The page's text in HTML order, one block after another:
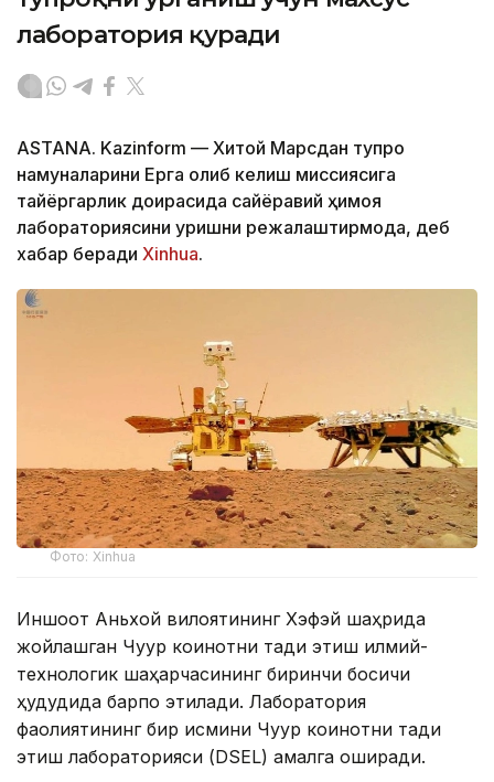
лаборатория қуради
ASTANA. Kazinform — Хитой Марсдан тупроқ
намуналарини Ерга олиб келиш миссиясига
тайёргарлик доирасида сайёравий ҳимоя
лабораториясини қуришни режалаштирмоқда, деб
хабар беради Xinhua.
Фото: Xinhua
Иншоот Аньхой вилоятининг Хэфэй шаҳрида
жойлашган Чуқур коинотни тадқиқ этиш илмий-
технологик шаҳарчасининг биринчи босқичи
ҳудудида барпо этилади. Лаборатория
фаолиятининг бир қисмини Чуқур коинотни тадқиқ
этиш лабораторияси (DSEL) амалга оширади.